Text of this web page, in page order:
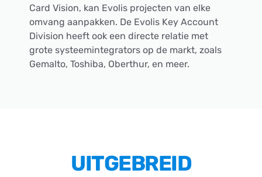
Card Vision, kan Evolis projecten van elke
omvang aanpakken. De Evolis Key Account
Division heeft ook een directe relatie met
grote systeemintegrators op de markt, zoals
Gemalto, Toshiba, Oberthur, en meer.
UITGEBREID